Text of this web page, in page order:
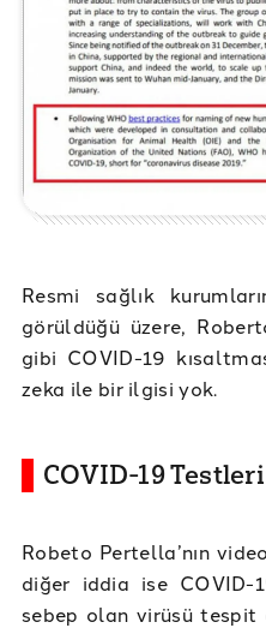
Resmi sağlık
görüldüğü üzere,
gibi COVID-19
zeka ile bir ilgisi yok.
COVID-19
Robeto Pertella’nın
diğer iddia ise COVID-
sebep olan virüsü